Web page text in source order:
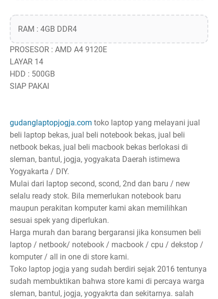
RAM : 4GB DDR4
PROSESOR : AMD A4 9120E
LAYAR 14
HDD : 500GB
SIAP PAKAI
gudanglaptopjogja.com toko laptop yang melayani jual
beli laptop bekas, jual beli notebook bekas, jual beli
netbook bekas, jual beli macbook bekas berlokasi di
sleman, bantul, jogja, yogyakata Daerah istimewa
Yogyakarta / DIY.
Mulai dari laptop second, scond, 2nd dan baru / new
selalu ready stok. Bila memerlukan notebook baru
maupun perakitan komputer kami akan memilihkan
sesuai spek yang diperlukan.
Harga murah dan barang bergaransi jika konsumen beli
laptop / netbook/ notebook / macbook / cpu / dekstop /
komputer / all in one di store kami.
Toko laptop jogja yang sudah berdiri sejak 2016 tentunya
sudah membuktikan bahwa store kami di percaya warga
sleman, bantul, jogja, yogyakrta dan sekitarnya. salah